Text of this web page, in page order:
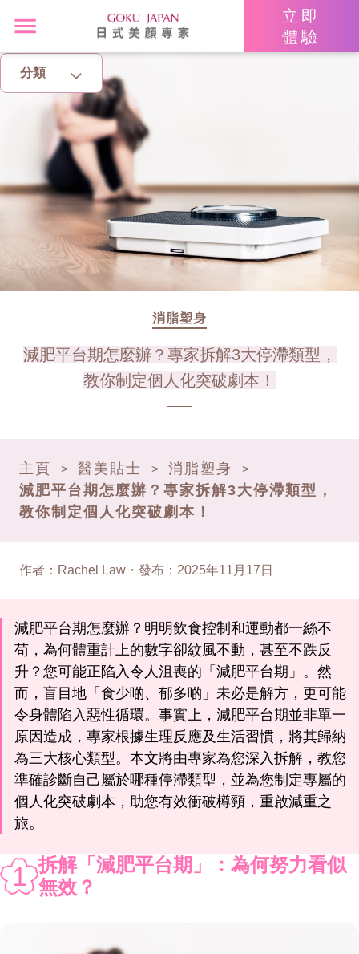
立即
體驗
分類
主頁
亮眼秘籍
消脂塑身
增肌減脂
消脂塑身
減肥平台期怎麼辦？專家拆解3大停滯類型，
教你制定個人化突破劇本！
主頁 > 醫美貼士 > 消脂塑身 >
減肥平台期怎麼辦？專家拆解3大停滯類型，
教你制定個人化突破劇本！
作者 ： Rachel Law ・ 發布 ： 2025年11月17日
減肥平台期怎麼辦？明明飲食控制和運動都一絲不
苟，為何體重計上的數字卻紋風不動，甚至不跌反
升？您可能正陷入令人沮喪的「減肥平台期」。然
而，盲目地「食少啲、郁多啲」未必是解方，更可能
令身體陷入惡性循環。事實上，減肥平台期並非單一
原因造成，專家根據生理反應及生活習慣，將其歸納
為三大核心類型。本文將由專家為您深入拆解，教您
準確診斷自己屬於哪種停滯類型，並為您制定專屬的
個人化突破劇本，助您有效衝破樽頸，重啟減重之
旅。
1 拆解「減肥平台期」：為何努力看似
無效？